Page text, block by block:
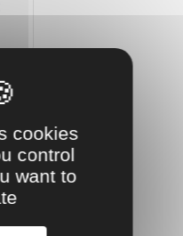
cookies
control
want to